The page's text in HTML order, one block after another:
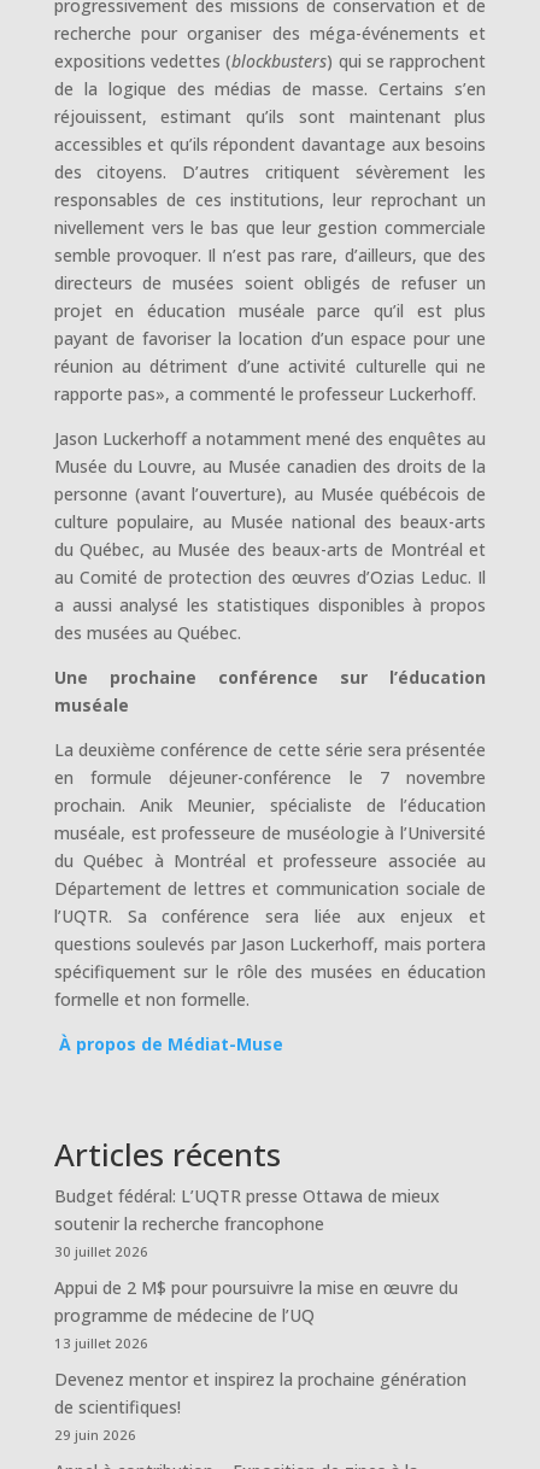
progressivement des missions de conservation et de
recherche pour organiser des méga-événements et
expositions vedettes (blockbusters) qui se rapprochent
de la logique des médias de masse. Certains s’en
réjouissent, estimant qu’ils sont maintenant plus
accessibles et qu’ils répondent davantage aux besoins
des citoyens. D’autres critiquent sévèrement les
responsables de ces institutions, leur reprochant un
nivellement vers le bas que leur gestion commerciale
semble provoquer. Il n’est pas rare, d’ailleurs, que des
directeurs de musées soient obligés de refuser un
projet en éducation muséale parce qu’il est plus
payant de favoriser la location d’un espace pour une
réunion au détriment d’une activité culturelle qui ne
rapporte pas», a commenté le professeur Luckerhoff.
Jason Luckerhoff a notamment mené des enquêtes au
Musée du Louvre, au Musée canadien des droits de la
personne (avant l’ouverture), au Musée québécois de
culture populaire, au Musée national des beaux-arts
du Québec, au Musée des beaux-arts de Montréal et
au Comité de protection des œuvres d’Ozias Leduc. Il
a aussi analysé les statistiques disponibles à propos
des musées au Québec.
Une prochaine conférence sur l’éducation
muséale
La deuxième conférence de cette série sera présentée
en formule déjeuner-conférence le 7 novembre
prochain. Anik Meunier, spécialiste de l’éducation
muséale, est professeure de muséologie à l’Université
du Québec à Montréal et professeure associée au
Département de lettres et communication sociale de
l’UQTR. Sa conférence sera liée aux enjeux et
questions soulevés par Jason Luckerhoff, mais portera
spécifiquement sur le rôle des musées en éducation
formelle et non formelle.
À propos de Médiat-Muse
Articles récents
Budget fédéral: L’UQTR presse Ottawa de mieux
soutenir la recherche francophone
30 juillet 2026
Appui de 2 M$ pour poursuivre la mise en œuvre du
programme de médecine de l’UQ
13 juillet 2026
Devenez mentor et inspirez la prochaine génération
de scientifiques!
29 juin 2026